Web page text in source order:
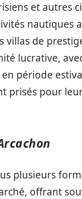
et autres
nautiques
villas de
lucrative,
période
prisés pour
plusieurs
offrant